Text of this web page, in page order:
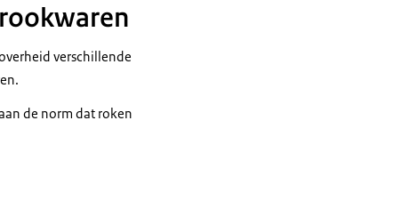
verschillende
de norm dat roken